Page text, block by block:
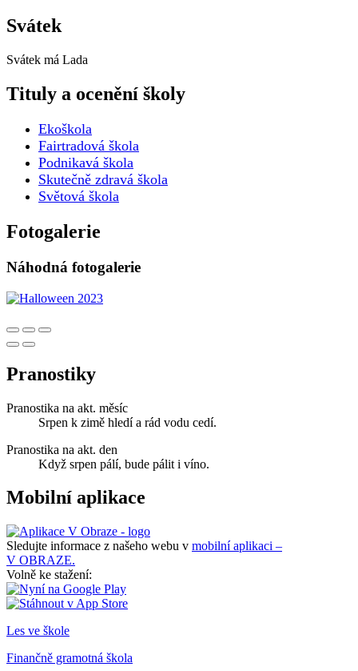
Svátek
Svátek má Lada
Tituly a ocenění školy
Ekoškola
Fairtradová škola
Podnikavá škola
Skutečně zdravá škola
Světová škola
Fotogalerie
Náhodná fotogalerie
Pranostiky
Pranostika na akt. měsíc
Srpen k zimě hledí a rád vodu cedí.
Pranostika na akt. den
Když srpen pálí, bude pálit i víno.
Mobilní aplikace
Sledujte informace z našeho webu v mobilní aplikaci –
V OBRAZE.
Volně ke stažení:
Les ve škole
Finančně gramotná škola